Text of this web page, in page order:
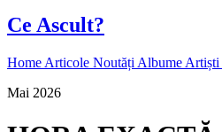
Ce Ascult?
Home Articole Noutăți Albume Artiști
Mai 2026